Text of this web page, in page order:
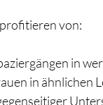
von:
in
in ähnlichen